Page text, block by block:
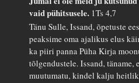
vaid pühitsusele. 1Ts 4,7
Tänu Sulle, Issand, õpetuste
peaksime oma ajalikus elus
ka piiri panna Püha Kirja
tõlgendustele. Issand, täname,
muutumatu, kindel kalju